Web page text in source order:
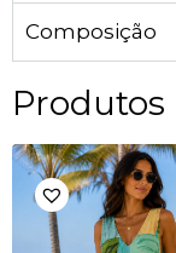
Composição
Produtos